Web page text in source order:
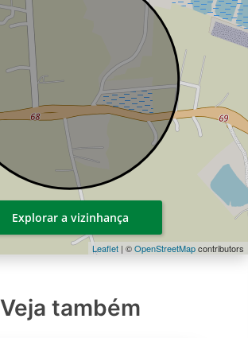
Leaflet | ©OpenStreetMapcontributors
Explorar a vizinhança
Veja também